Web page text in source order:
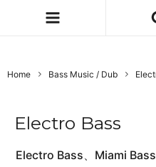
Home Bass Music / Dub
Electro Bass
Electro Bass、Miami